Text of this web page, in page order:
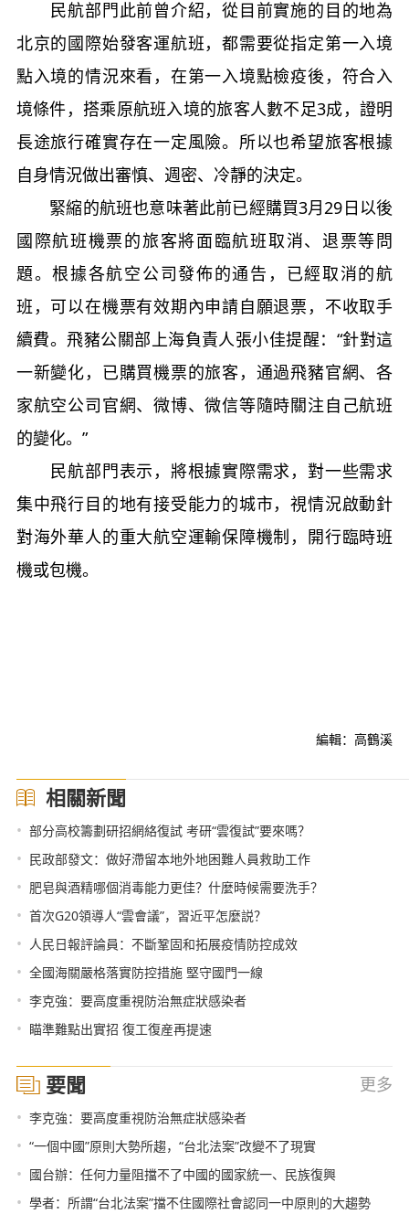
民航部門此前曾介紹，從目前實施的目的地為
北京的國際始發客運航班，都需要從指定第一入境
點入境的情況來看，在第一入境點檢疫後，符合入
境條件，搭乘原航班入境的旅客人數不足3成，證明
長途旅行確實存在一定風險。所以也希望旅客根據
自身情況做出審慎、週密、冷靜的決定。
緊縮的航班也意味著此前已經購買3月29日以後
國際航班機票的旅客將面臨航班取消、退票等問
題。根據各航空公司發佈的通告，已經取消的航
班，可以在機票有效期內申請自願退票，不收取手
續費。飛豬公關部上海負責人張小佳提醒：“針對這
一新變化，已購買機票的旅客，通過飛豬官網、各
家航空公司官網、微博、微信等隨時關注自己航班
的變化。”
民航部門表示，將根據實際需求，對一些需求
集中飛行目的地有接受能力的城市，視情況啟動針
對海外華人的重大航空運輸保障機制，開行臨時班
機或包機。
編輯：高鶴溪
相關新聞
• 部分高校籌劃研招網絡復試 考研“雲復試”要來嗎？
• 民政部發文：做好滯留本地外地困難人員救助工作
• 肥皂與酒精哪個消毒能力更佳？什麼時候需要洗手？
• 首次G20領導人“雲會議”，習近平怎麼説？
• 人民日報評論員：不斷鞏固和拓展疫情防控成效
• 全國海關嚴格落實防控措施 堅守國門一線
• 李克強：要高度重視防治無症狀感染者
• 瞄準難點出實招 復工復産再提速
要聞 更多
• 李克強：要高度重視防治無症狀感染者
• “一個中國”原則大勢所趨，“台北法案”改變不了現實
• 國台辦：任何力量阻擋不了中國的國家統一、民族復興
• 學者：所謂“台北法案”擋不住國際社會認同一中原則的大趨勢